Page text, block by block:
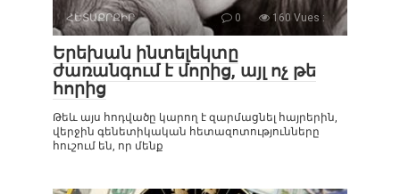
ՀԵՏԱՔՐՔԻՐ 0 160 Vues :
Երեխան ինտելեկտը
ժառանգում է մորից, այլ ոչ թե
հորից
Թեև այս հոդվածը կարող է զարմացնել հայրերին,
վերջին գենետիկական հետազոտությունները
հուշում են, որ մենք